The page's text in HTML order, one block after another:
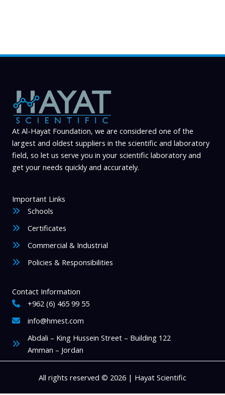
At Al-Hayat Foundation, we are considered one of the
largest and oldest suppliers in the scientific and laboratory
field, so let us serve you in your scientific laboratory and
get your needs quickly and accurately.
Important Links
Schools
Certificates
Commercial & Industrial
Policies & Responsibilities
Contact Information
+962 (6) 465 99 55
info@hmest.com
Abdali – King Hussein Street – Building 122
Amman – Jordan
All rights reserved © 2026 | Hayat Scientific